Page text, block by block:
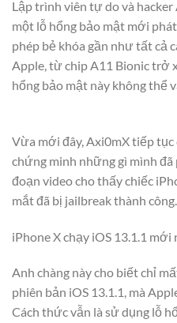
Lập trình viên tự do và hacker
một lỗ hổng bảo mật mới phát
phép bẻ khóa gần như tất cả
Apple, từ chip A11 Bionic trở
hổng bảo mật này không thể
Vừa mới đây, Axi0mX tiếp tục
chứng minh những gì mình
đoạn video cho thấy chiếc
mắt đã bị jailbreak thành công.
iPhone X chạy iOS 13.1.1 mới
Anh chàng này cho biết chỉ
phiên bản iOS 13.1.1, mà
Cách thức vẫn là sử dụng lỗ